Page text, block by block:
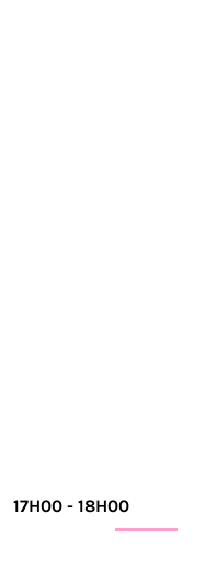
17H00 - 18H00